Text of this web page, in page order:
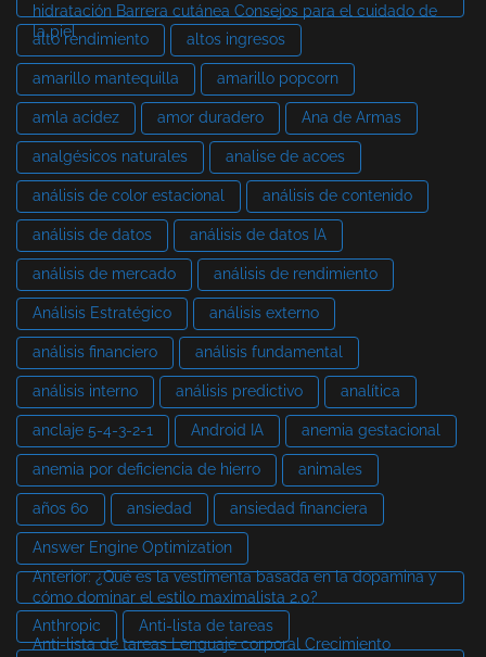
hidratación Barrera cutánea Consejos para el cuidado de
la piel
alto rendimiento altos ingresos
amarillo mantequilla amarillo popcorn
amla acidez amor duradero Ana de Armas
analgésicos naturales analise de acoes
análisis de color estacional análisis de contenido
análisis de datos análisis de datos IA
análisis de mercado análisis de rendimiento
Análisis Estratégico análisis externo
análisis financiero análisis fundamental
análisis interno análisis predictivo analítica
anclaje 5-4-3-2-1 Android IA anemia gestacional
anemia por deficiencia de hierro animales
años 60 ansiedad ansiedad financiera
Answer Engine Optimization
Anterior: ¿Qué es la vestimenta basada en la dopamina y
cómo dominar el estilo maximalista 2.0?
Anthropic
Anti-lista de tareas
Anti-lista de tareas Lenguaje corporal Crecimiento